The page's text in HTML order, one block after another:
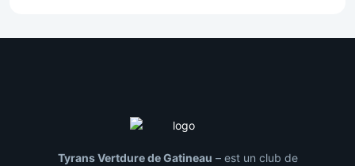
Tyrans Vertdure de Gatineau – est un club de